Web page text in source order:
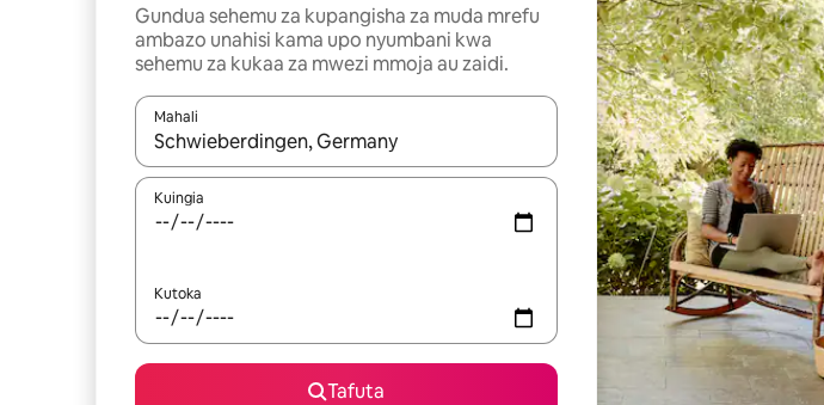
Gundua sehemu za kupangisha za muda mrefu
ambazo unahisi kama upo nyumbani kwa
sehemu za kukaa za mwezi mmoja au zaidi.
Mahali
Wakati matokeo yanapatikana, vinjari kwa kutumia vitufe vya vishale vya juu na chini
Kuingia
Kutoka
Tafuta